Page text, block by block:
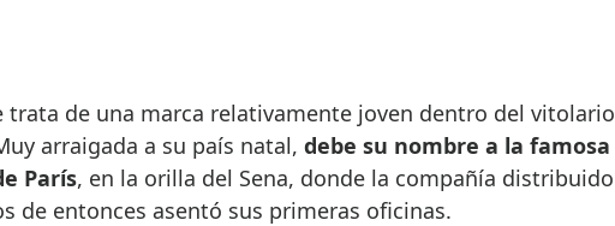
arraigada a su país natal, debe su nombre a la
París, en la orilla del Sena, donde la compañía
de entonces asentó sus primeras oficinas.